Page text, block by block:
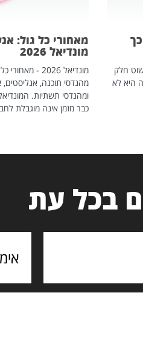
חלק
היא לא
מאחורי כל גול:
מונדיאל 2026
מונדיאל 2026
ומהנדסי תשתיות.
כבר מזמן אינה מוגבלת
בכל עת